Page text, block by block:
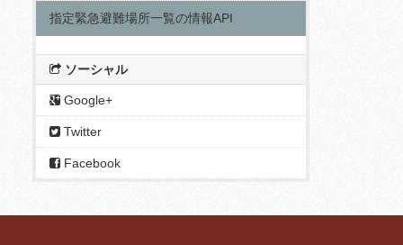
指定緊急避難場所一覧の情報API
ソーシャル
Google+
Twitter
Facebook